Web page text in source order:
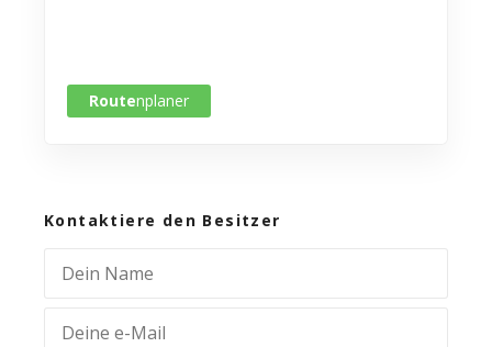
Routenplaner
Kontaktiere den Besitzer